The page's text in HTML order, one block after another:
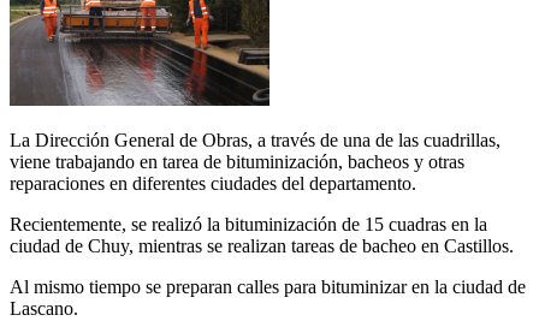
La Dirección General de Obras, a través de una de las cuadrillas,
viene trabajando en tarea de bituminización, bacheos y otras
reparaciones en diferentes ciudades del departamento.
Recientemente, se realizó la bituminización de 15 cuadras en la
ciudad de Chuy, mientras se realizan tareas de bacheo en Castillos.
Al mismo tiempo se preparan calles para bituminizar en la ciudad de
Lascano.